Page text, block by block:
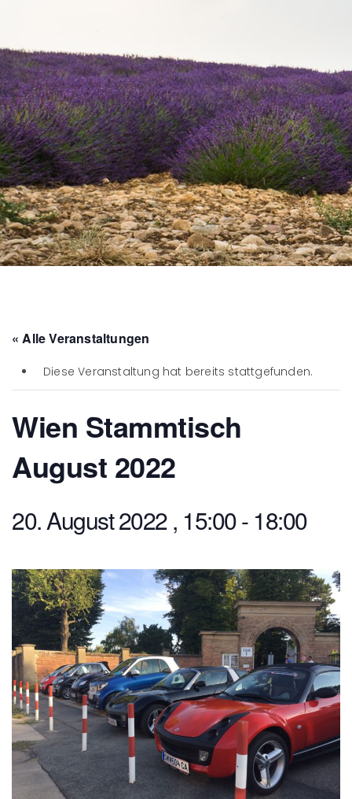
« Alle Veranstaltungen
Diese Veranstaltung hat bereits stattgefunden.
Wien Stammtisch
August 2022
20. August 2022 , 15:00- 18:00